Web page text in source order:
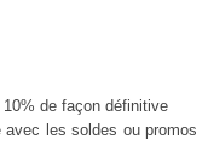
de façon définitive
avec les soldes ou promos